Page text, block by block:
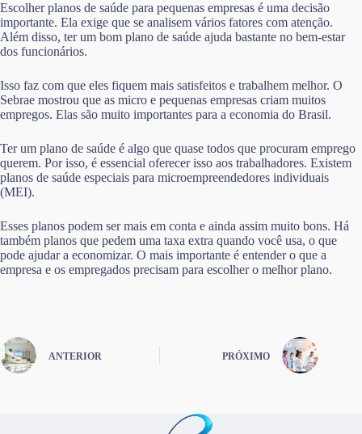
Escolher planos de saúde para pequenas empresas é uma decisão
importante. Ela exige que se analisem vários fatores com atenção.
Além disso, ter um bom plano de saúde ajuda bastante no bem-estar
dos funcionários.
Isso faz com que eles fiquem mais satisfeitos e trabalhem melhor. O
Sebrae mostrou que as micro e pequenas empresas criam muitos
empregos. Elas são muito importantes para a economia do Brasil.
Ter um plano de saúde é algo que quase todos que procuram emprego
querem. Por isso, é essencial oferecer isso aos trabalhadores. Existem
planos de saúde especiais para microempreendedores individuais
(MEI).
Esses planos podem ser mais em conta e ainda assim muito bons. Há
também planos que pedem uma taxa extra quando você usa, o que
pode ajudar a economizar. O mais importante é entender o que a
empresa e os empregados precisam para escolher o melhor plano.
ANTERIOR PRÓXIMO